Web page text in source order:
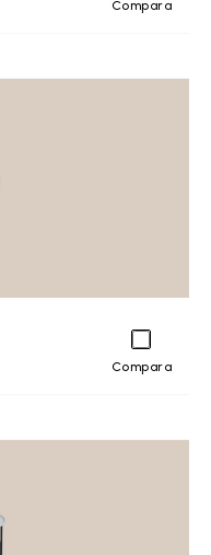
Compara
Compara